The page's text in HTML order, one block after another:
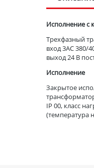
Исполнение с
Трехфазный
вход 3AC 380/
выход 24 В
Исполнение
Закрытое
IP 00, класс
(температура